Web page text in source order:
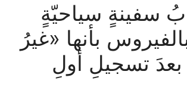
سفينةٍ سياحيّةٍ
بأنها «غيرُ
بعدَ تسجيلِ أولِ